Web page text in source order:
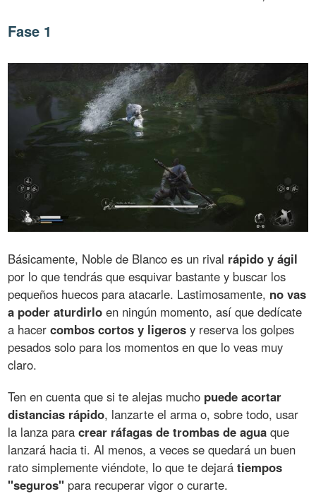
Fase 1
Básicamente, Noble de Blanco es un rival rápido y ágil
por lo que tendrás que esquivar bastante y buscar los
pequeños huecos para atacarle. Lastimosamente, no vas
a poder aturdirlo en ningún momento, así que dedícate
a hacercombos cortos y ligeros y reserva los golpes
pesados solo para los momentos en que lo veas muy
claro.
Ten en cuenta que si te alejas mucho puede acortar
distancias rápido, lanzarte el arma o, sobre todo, usar
la lanza paracrear ráfagas de trombas de agua que
lanzará hacia ti. Al menos, a veces se quedará un buen
rato simplemente viéndote, lo que te dejarátiempos
"seguros" para recuperar vigor o curarte.